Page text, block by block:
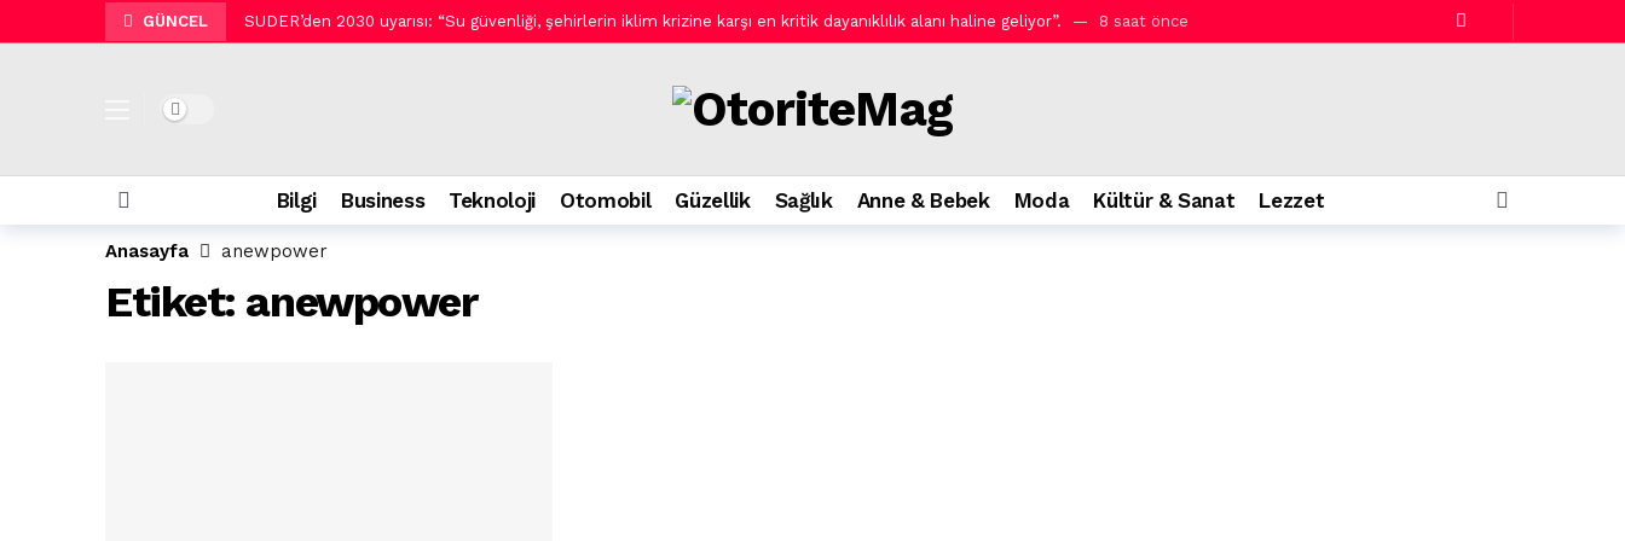
GÜNCEL SUDER’den 2030 uyarısı: “Su güvenliği, şehirlerin iklim krizine karşı en kritik dayanıklılık alanı haline geliyor”. 8 saat önce
9 saat önce
Siemens’ten rekor üçüncü çeyrek. 9 saat önce
Salon kalitesinde profesyonel saç bakımı Arganmidas ile Rossmann’da. 9 saat önce
Geleceğin doktoru biraz da mühendis olmak zorunda!
Pluxee Sinema Günleri Zorlu PSM Vestel Amfi’de ücretsiz gösterimlerle devam ediyor!
Siber saldırganların yeni hedefi tatilciler: Kaspersky’den güvenli seyahat rehberi.
Dark mode
Bilgi Business Teknoloji Otomobil Güzellik Sağlık Anne & Bebek Moda Kültür & Sanat Lezzet
Anasayfa anewpower
Etiket: anewpower